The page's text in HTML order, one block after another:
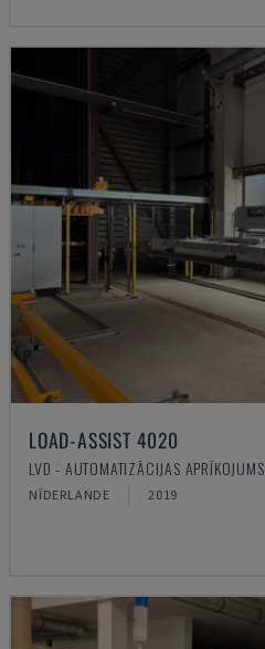
LOAD-ASSIST 4020
LVD - AUTOMATIZĀCIJAS APRĪKOJUMS
NĪDERLANDE 2019